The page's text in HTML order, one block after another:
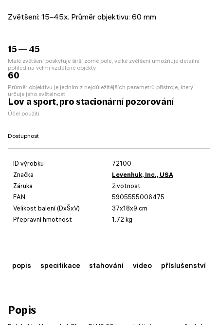
Zvětšení: 15–45x. Průměr objektivu: 60 mm
15 — 45
Malé zvětšení poskytuje širší zorné pole, velké zvětšení umožňuje detailní
pohled na velmi vzdálené objekty
60
Průměr objektivu je jedním z nejdůležitějších parametrů přístroje, který
určuje jeho světelnost
Lov a sport, pro stacionární pozorování
Účel použití
Dostupnost
ID výrobku
72100
Značka
Levenhuk, Inc., USA
Záruka
životnost
EAN
5905555006475
Velikost balení (DxŠxV)
37x18x9 cm
Přepravní hmotnost
1.72 kg
popis specifikace stahování video příslušenství
Popis